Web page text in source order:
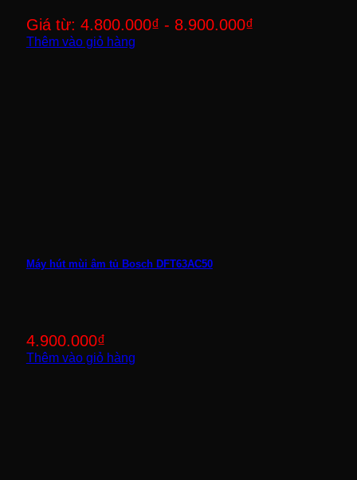
Giá từ: 4.800.000₫ - 8.900.000₫
Thêm vào giỏ hàng
Máy hút mùi âm tủ Bosch DFT63AC50
4.900.000₫
Thêm vào giỏ hàng